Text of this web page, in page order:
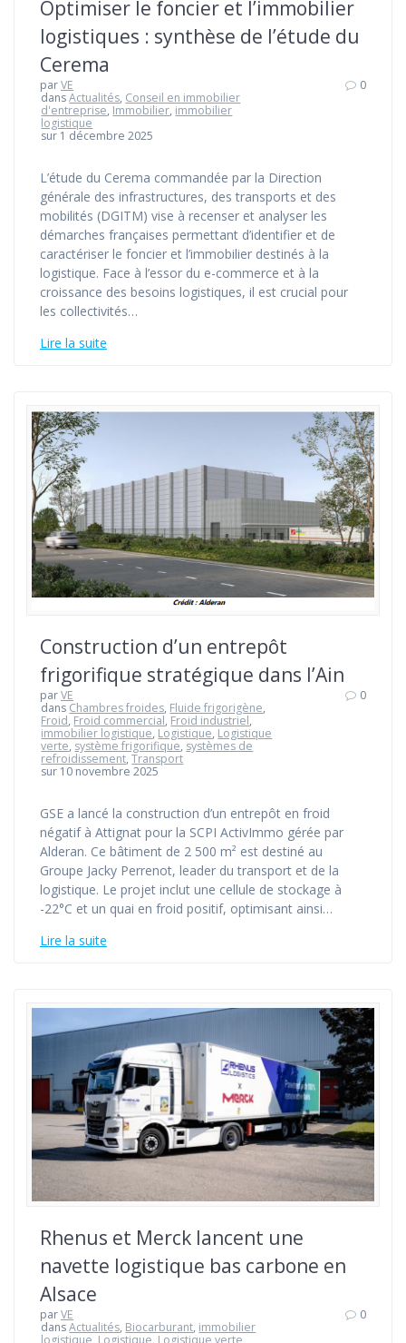
Optimiser le foncier et l’immobilier
logistiques : synthèse de l’étude du
Cerema
parVE
dansActualités, Conseil en immobilier
d'entreprise, Immobilier, immobilier
logistique
sur 1 décembre 2025
0
L’étude du Cerema commandée par la Direction
générale des infrastructures, des transports et des
mobilités (DGITM) vise à recenser et analyser les
démarches françaises permettant d’identifier et de
caractériser le foncier et l’immobilier destinés à la
logistique. Face à l’essor du e-commerce et à la
croissance des besoins logistiques, il est crucial pour
les collectivités…
Lire la suite
Construction d’un entrepôt
frigorifique stratégique dans l’Ain
parVE
dans Chambres froides, Fluide frigorigène,
Froid, Froid commercial, Froid industriel,
immobilier logistique, Logistique, Logistique
verte, système frigorifique, systèmes de
refroidissement,Transport
sur 10 novembre 2025
0
GSE a lancé la construction d’un entrepôt en froid
négatif à Attignat pour la SCPI ActivImmo gérée par
Alderan. Ce bâtiment de 2 500 m² est destiné au
Groupe Jacky Perrenot, leader du transport et de la
logistique. Le projet inclut une cellule de stockage à
-22°C et un quai en froid positif, optimisant ainsi…
Lire la suite
Rhenus et Merck lancent une
navette logistique bas carbone en
Alsace
parVE
dansActualités, Biocarburant, immobilier
logistique, Logistique, Logistique verte,
0